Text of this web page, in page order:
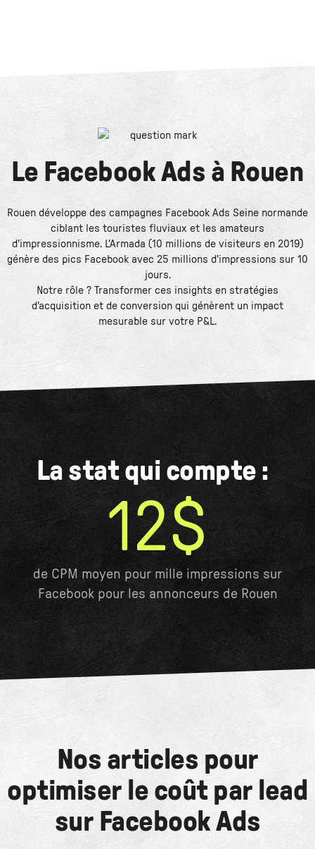
Le Facebook Ads à Rouen
Rouen développe des campagnes Facebook Ads Seine normande
ciblant les touristes fluviaux et les amateurs
d'impressionnisme. L'Armada (10 millions de visiteurs en 2019)
génère des pics Facebook avec 25 millions d'impressions sur 10
jours.
Notre rôle ? Transformer ces insights en stratégies
d'acquisition et de conversion qui génèrent un impact
mesurable sur votre P&L.
La stat qui compte :
12$
de CPM moyen pour mille impressions sur
Facebook pour les annonceurs de Rouen
Nos articles pour
optimiser le coût par lead
sur Facebook Ads